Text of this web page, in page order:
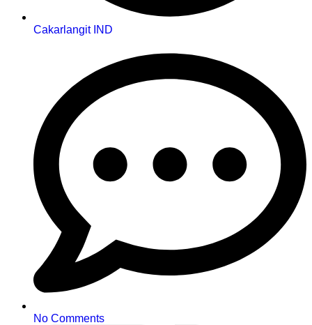
Cakarlangit IND
No Comments